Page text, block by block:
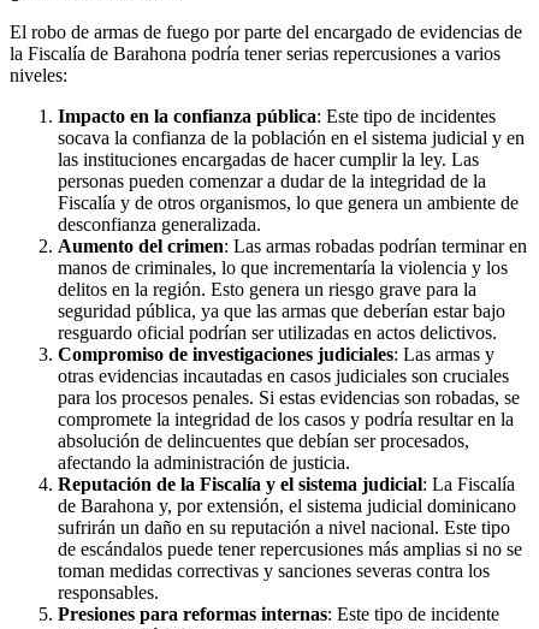
El robo de armas de fuego por parte del encargado de evidencias de
la Fiscalía de Barahona podría tener serias repercusiones a varios
niveles:
Impacto en la confianza pública: Este tipo de incidentes
socava la confianza de la población en el sistema judicial y en
las instituciones encargadas de hacer cumplir la ley. Las
personas pueden comenzar a dudar de la integridad de la
Fiscalía y de otros organismos, lo que genera un ambiente de
desconfianza generalizada.
Aumento del crimen: Las armas robadas podrían terminar en
manos de criminales, lo que incrementaría la violencia y los
delitos en la región. Esto genera un riesgo grave para la
seguridad pública, ya que las armas que deberían estar bajo
resguardo oficial podrían ser utilizadas en actos delictivos.
Compromiso de investigaciones judiciales: Las armas y
otras evidencias incautadas en casos judiciales son cruciales
para los procesos penales. Si estas evidencias son robadas, se
compromete la integridad de los casos y podría resultar en la
absolución de delincuentes que debían ser procesados,
afectando la administración de justicia.
Reputación de la Fiscalía y el sistema judicial: La Fiscalía
de Barahona y, por extensión, el sistema judicial dominicano
sufrirán un daño en su reputación a nivel nacional. Este tipo
de escándalos puede tener repercusiones más amplias si no se
toman medidas correctivas y sanciones severas contra los
responsables.
Presiones para reformas internas: Este tipo de incidente